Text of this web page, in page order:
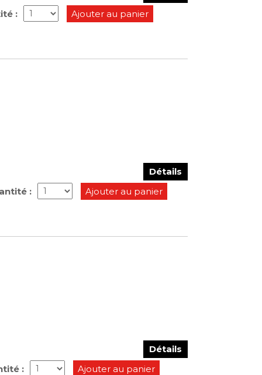
: Ajouter au panier
Détails
: Ajouter au panier
Détails
: Ajouter au panier